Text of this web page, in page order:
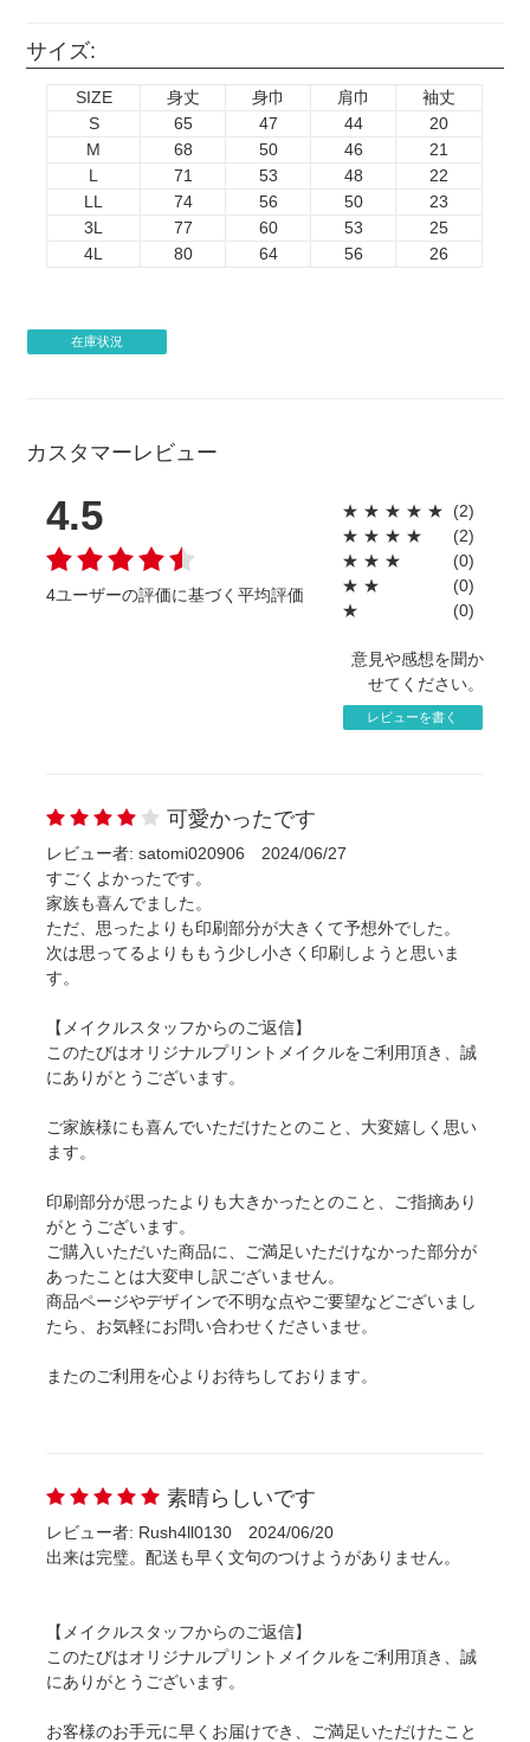
サイズ:
SIZE 身丈 身巾 肩巾
袖丈
S
65 47 44
20
M
68 50 46
21
L
71 53 48
22
LL
74 56 50
23
3L
77 60 53
25
4L
80 64 56 26
在庫状況
カスタマーレビュー
4.5
4ユーザーの評価に基づく平均評価
★ ★ ★ ★ ★
(2)
★ ★ ★ ★
(2)
★ ★ ★
(0)
★ ★
(0)
★
(0)
意見や感想を聞か
せてください。
レビューを書く
可愛かったです
レビュー者: satomi020906
2024/06/27
すごくよかったです。
家族も喜んでました。
ただ、思ったよりも印刷部分が大きくて予想外でした。
次は思ってるよりももう少し小さく印刷しようと思いま
す。
【メイクルスタッフからのご返信】
このたびはオリジナルプリントメイクルをご利用頂き、誠
にありがとうございます。
ご家族様にも喜んでいただけたとのこと、大変嬉しく思い
ます。
印刷部分が思ったよりも大きかったとのこと、ご指摘あり
がとうございます。
ご購入いただいた商品に、ご満足いただけなかった部分が
あったことは大変申し訳ございません。
商品ページやデザインで不明な点やご要望などございまし
たら、お気軽にお問い合わせくださいませ。
またのご利用を心よりお待ちしております。
素晴らしいです
レビュー者: Rush4ll0130
2024/06/20
出来は完璧。配送も早く文句のつけようがありません。
【メイクルスタッフからのご返信】
このたびはオリジナルプリントメイクルをご利用頂き、誠
にありがとうございます。
お客様のお手元に早くお届けでき、ご満足いただけたこと